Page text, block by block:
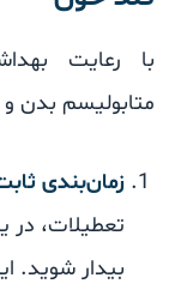
با رعایت
متابولیسم بدن و
زمان‌بندی ثابت:
تعطیلات، در
بیدار شوید.